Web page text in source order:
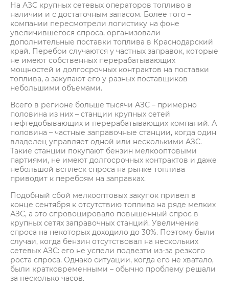
На АЗС крупных сетевых операторов топливо в
наличии и с достаточным запасом. Более того –
компании пересмотрели логистику на фоне
увеличившегося спроса, организовали
дополнительные поставки топлива в Краснодарский
край. Перебои случаются у частных заправок, которые
не имеют собственных перерабатывающих
мощностей и долгосрочных контрактов на поставки
топлива, а закупают его у разных поставщиков
небольшими объемами.
Всего в регионе больше тысячи АЗС – примерно
половина из них – станции крупных сетей
нефтедобывающих и перерабатывающих компаний. А
половина – частные заправочные станции, когда один
владелец управляет одной или несколькими АЗС.
Такие станции покупают бензин мелкооптовыми
партиями, не имеют долгосрочных контрактов и даже
небольшой всплеск спроса на рынке топлива
приводит к перебоям на заправках.
Подобный сбой мелкооптовых закупок привел в
конце сентября к отсутствию топлива на ряде мелких
АЗС, а это спровоцировало повышенный спрос в
крупных сетях заправочных станций. Увеличение
спроса на некоторых доходило до 30%. Поэтому были
случаи, когда бензин отсутствовал на нескольких
сетевых АЗС: его не успели подвезти из-за резкого
роста спроса. Однако ситуации, когда его не хватало,
были кратковременными – обычно проблему решали
за несколько часов.